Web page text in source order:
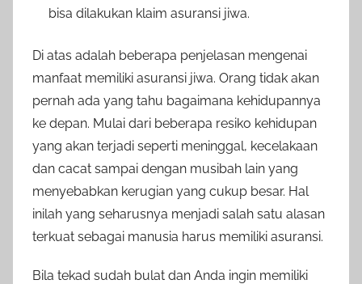
bisa dilakukan klaim asuransi jiwa.
Di atas adalah beberapa penjelasan mengenai
manfaat memiliki asuransi jiwa. Orang tidak akan
pernah ada yang tahu bagaimana kehidupannya
ke depan. Mulai dari beberapa resiko kehidupan
yang akan terjadi seperti meninggal, kecelakaan
dan cacat sampai dengan musibah lain yang
menyebabkan kerugian yang cukup besar. Hal
inilah yang seharusnya menjadi salah satu alasan
terkuat sebagai manusia harus memiliki asuransi.
Bila tekad sudah bulat dan Anda ingin memiliki